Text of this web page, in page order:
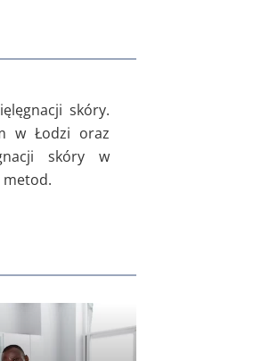
skóry.
w Łodzi oraz
skóry w
metod.